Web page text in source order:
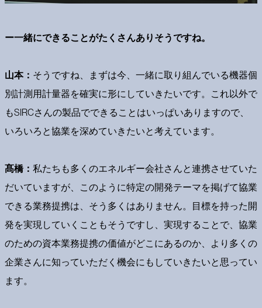
ー一緒にできることがたくさんありそうですね。
山本： そうですね、まずは今、一緒に取り組んでいる機器個
別計測用計量器を確実に形にしていきたいです。これ以外で
もSIRCさんの製品でできることはいっぱいありますので、
いろいろと協業を深めていきたいと考えています。
髙橋： 私たちも多くのエネルギー会社さんと連携させていた
だいていますが、このように特定の開発テーマを掲げて協業
できる業務提携は、そう多くはありません。目標を持った開
発を実現していくこともそうですし、実現することで、協業
のための資本業務提携の価値がどこにあるのか、より多くの
企業さんに知っていただく機会にもしていきたいと思ってい
ます。